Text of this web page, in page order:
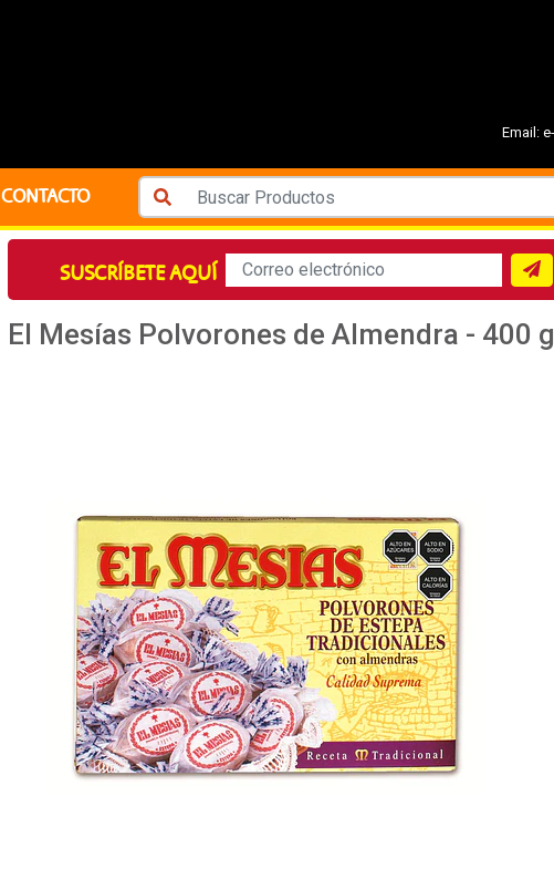
Email:
CONTACTO
SUSCRÍBETE AQUÍ
El Mesías Polvorones de Almendra - 400